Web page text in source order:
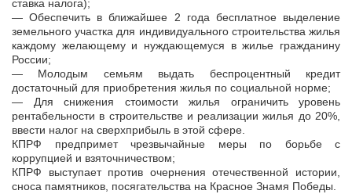
ставка налога);
— Обеспечить в ближайшее 2 года бесплатное выделение
земельного участка для индивидуального строительства жилья
каждому желающему и нуждающемуся в жилье гражданину
России;
— Молодым семьям выдать беспроцентный кредит
достаточный для приобретения жилья по социальной норме;
— Для снижения стоимости жилья ограничить уровень
рентабельности в строительстве и реализации жилья до 20%,
ввести налог на сверхприбыль в этой сфере.
КПРФ предпримет чрезвычайные меры по борьбе с
коррупцией и взяточничеством;
КПРФ выступает против очернения отечественной истории,
сноса памятников, посягательства на Красное Знамя Победы.